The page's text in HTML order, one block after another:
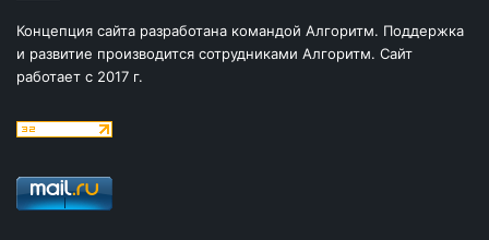
Концепция сайта разработана командой Алгоритм. Поддержка
и развитие производится сотрудниками Алгоритм. Сайт
работает с 2017 г.